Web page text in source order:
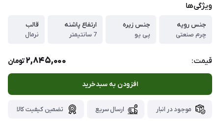
ویژگی‌ها
جنس رویه
چرم صنعتی
جنس زیره
پی یو
ارتفاع پاشنه
7 سانتیمتر
قالب
نرمال
قیمت: 2,845,000تومان
افزودن به سبدخرید
موجود در انبار ارسال سریع تضمین کیفیت کالا